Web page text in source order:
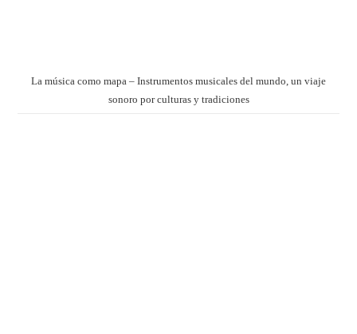
La música como mapa – Instrumentos musicales del mundo, un viaje
sonoro por culturas y tradiciones